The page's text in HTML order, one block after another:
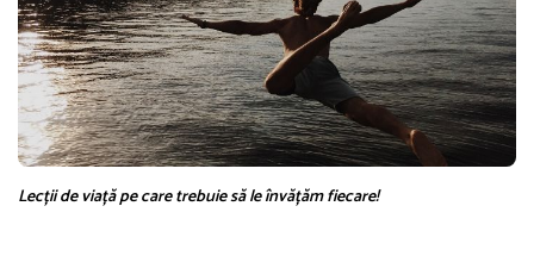
Lecții de viață pe care trebuie să le învățăm fiecare!